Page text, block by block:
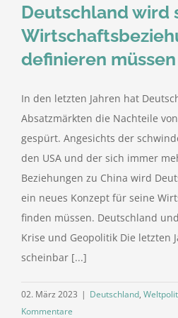
Deutschland wird
definieren müssen
In den letzten Jahren hat
Absatzmärkten die Nachteile
gespürt. Angesichts der
den USA und der sich immer
Beziehungen zu China wird
ein neues Konzept für seine
finden müssen. Deutschland
Krise und Geopolitik Die letzten
scheinbar [...]
02. März 2023 | Deutschland,
Kommentare